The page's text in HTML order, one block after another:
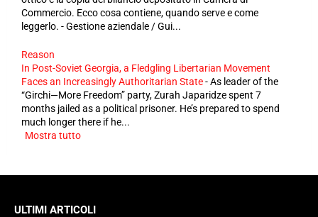
Commercio. Ecco cosa contiene, quando serve e come
leggerlo. - Gestione aziendale / Gui...
Reason
In Post-Soviet Georgia, a Fledgling Libertarian Movement
Faces an Increasingly Authoritarian State-As leader of the
“Girchi—More Freedom” party, Zurah Japaridze spent 7
months jailed as a political prisoner. He’s prepared to spend
much longer there if he...
Mostra tutto
ULTIMI ARTICOLI